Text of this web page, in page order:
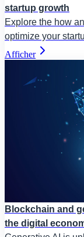
startup growth
Explore the how
optimize your
Afficher
Blockchain and
the digital